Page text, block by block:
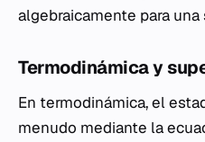
algebraicamente para una
Termodinámica y
En termodinámica, el
menudo mediante la